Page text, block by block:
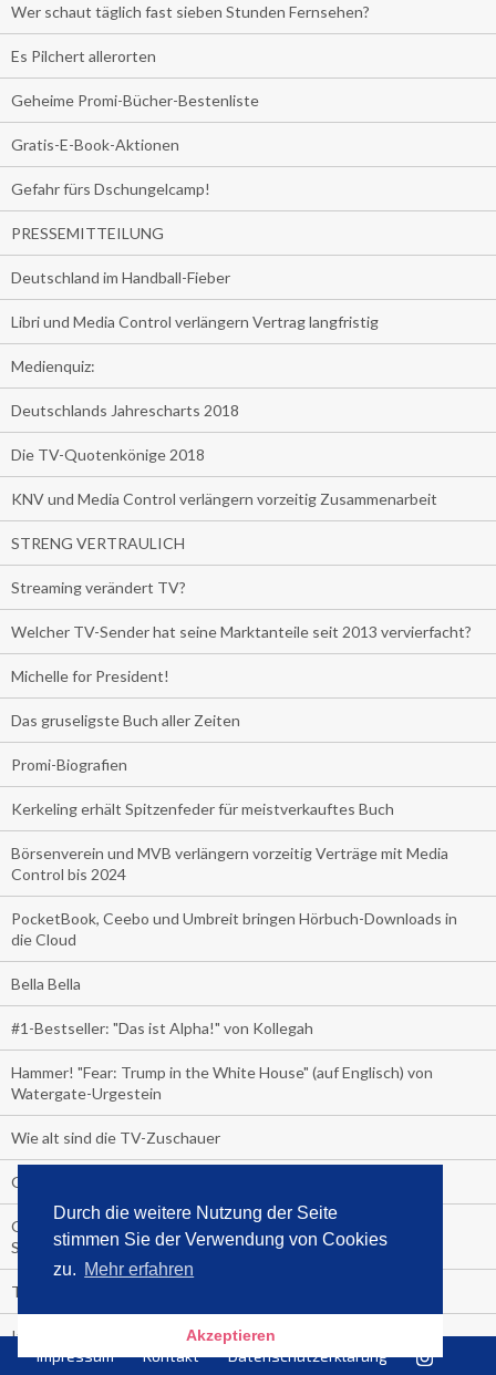
Durch die weitere Nutzung der Seite
stimmen Sie der Verwendung von Cookies
zu. Mehr erfahren
Akzeptieren
Wer schaut täglich fast sieben Stunden Fernsehen?
Es Pilchert allerorten
Geheime Promi-Bücher-Bestenliste
Gratis-E-Book-Aktionen
Gefahr fürs Dschungelcamp!
PRESSEMITTEILUNG
Deutschland im Handball-Fieber
Libri und Media Control verlängern Vertrag langfristig
Medienquiz:
Deutschlands Jahrescharts 2018
Die TV-Quotenkönige 2018
KNV und Media Control verlängern vorzeitig Zusammenarbeit
STRENG VERTRAULICH
Streaming verändert TV?
Welcher TV-Sender hat seine Marktanteile seit 2013 vervierfacht?
Michelle for President!
Das gruseligste Buch aller Zeiten
Promi-Biografien
Kerkeling erhält Spitzenfeder für meistverkauftes Buch
Börsenverein und MVB verlängern vorzeitig Verträge mit Media
Control bis 2024
PocketBook, Ceebo und Umbreit bringen Hörbuch-Downloads in
die Cloud
Bella Bella
#1-Bestseller: "Das ist Alpha!" von Kollegah
Hammer! "Fear: Trump in the White House" (auf Englisch) von
Watergate-Urgestein
Wie alt sind die TV-Zuschauer
Geisterfahrer auf Überholspur
Gegen Einsamkeit: Single-Haushalte schauen täglich fast 6
Stunden TV
TV-Quote:
Italienisches Kochbuch schießt auf Nummer 1 in Deutschland,
Österreich und Schweiz
Impressum Kontakt Datenschutzerklärung